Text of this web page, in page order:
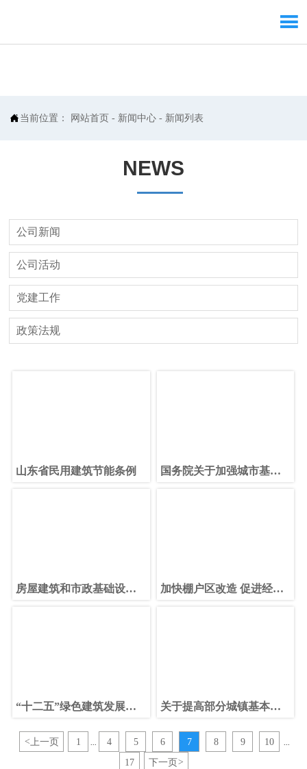

 当前位置： 网站首页 - 新闻中心 - 新闻列表
NEWS
公司新闻
公司活动
党建工作
政策法规
山东省民用建筑节能条例
国务院关于加强城市基础
房屋建筑和市政基础设施
加快棚户区改造 促进经济
“十二五”绿色建筑发展规
关于提高部分城镇基本医
发〔2013〕80号
<上一页 1 ... 4 5 6 7 8 9 10 ...
17 下一页 >